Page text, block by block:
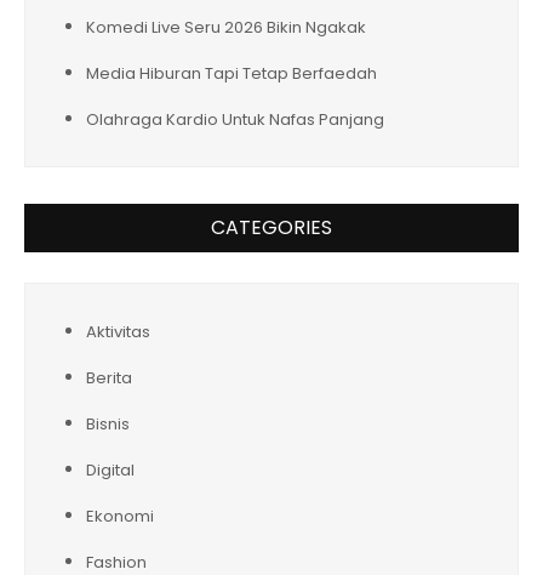
Komedi Live Seru 2026 Bikin Ngakak
Media Hiburan Tapi Tetap Berfaedah
Olahraga Kardio Untuk Nafas Panjang
CATEGORIES
Aktivitas
Berita
Bisnis
Digital
Ekonomi
Fashion